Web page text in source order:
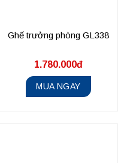
Ghế trưởng phòng GL338
1.780.000đ
MUA NGAY